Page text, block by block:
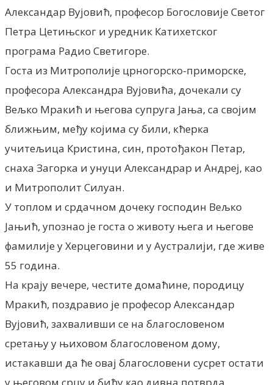
Александар Вујовић, професор Богословије Светог
Петра Цетињског и уредник Катихетског
програма Радио Светигоре.
Госта из Митрополије црногорско-приморске,
професора Александра Вујовића, дочекали су
Вељко Мракић и његова супруга Јања, са својим
ближњим, међу којима су били, кћерка
учитељица Кристина, син, протођакон Петар,
снаха Загорка и унуци Александрар и Андреј, као
и Митрополит Силуан.
У топлом и срдачном дочеку господин Вељко
Јањић, упознао је госта о животу њега и његове
фамилије у Херцеговини и у Аустралији, где живе
55 година.
На крају вечере, честите домаћине, породицу
Мракић, поздравио је професор Александар
Вујовић, захваливши се на благословеном
сретању у њиховом благословеном дому,
истакавши да ће овај благословени сусрет остати
у његовом срцу и бићу као дивна потврда